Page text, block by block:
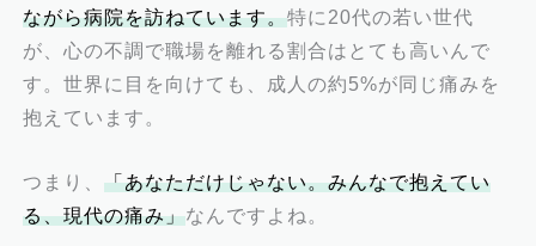
ながら病院を訪ねています。特に20代の若い世代
が、心の不調で職場を離れる割合はとても高いんで
す。世界に目を向けても、成人の約5%が同じ痛みを
抱えています。
つまり、 「あなただけじゃない。みんなで抱えてい
る、現代の痛み」なんですよね。